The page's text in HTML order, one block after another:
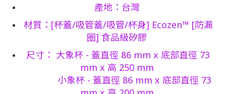
產地：台灣
材質：[杯蓋/吸管蓋/吸管/杯身] Ecozen™ [防漏
圈] 食品級矽膠
尺寸： 大象杯 - 蓋直徑 86 mm x 底部直徑 73
mm x 高 250 mm
小象杯 - 蓋直徑 86 mm x 底部直徑 73